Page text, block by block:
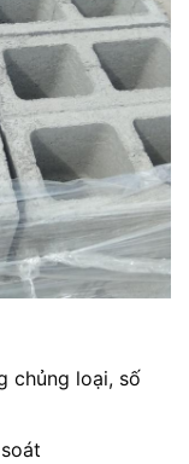
chủng loại, số